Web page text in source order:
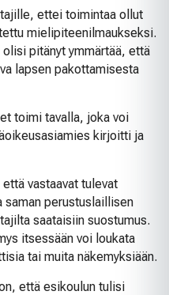
ettei toimintaa ollut
mielipiteenilmaukseksi.
pitänyt ymmärtää, että
lapsen pakottamisesta
toimi tavalla, joka voi
kirjoitti ja
vastaavat tulevat
perustuslaillisen
saataisiin suostumus.
itsessään voi loukata
tai muita näkemyksiään.
että esikoulun tulisi